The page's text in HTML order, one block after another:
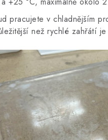
pracujete v chladnějším
než rychlé zahřátí